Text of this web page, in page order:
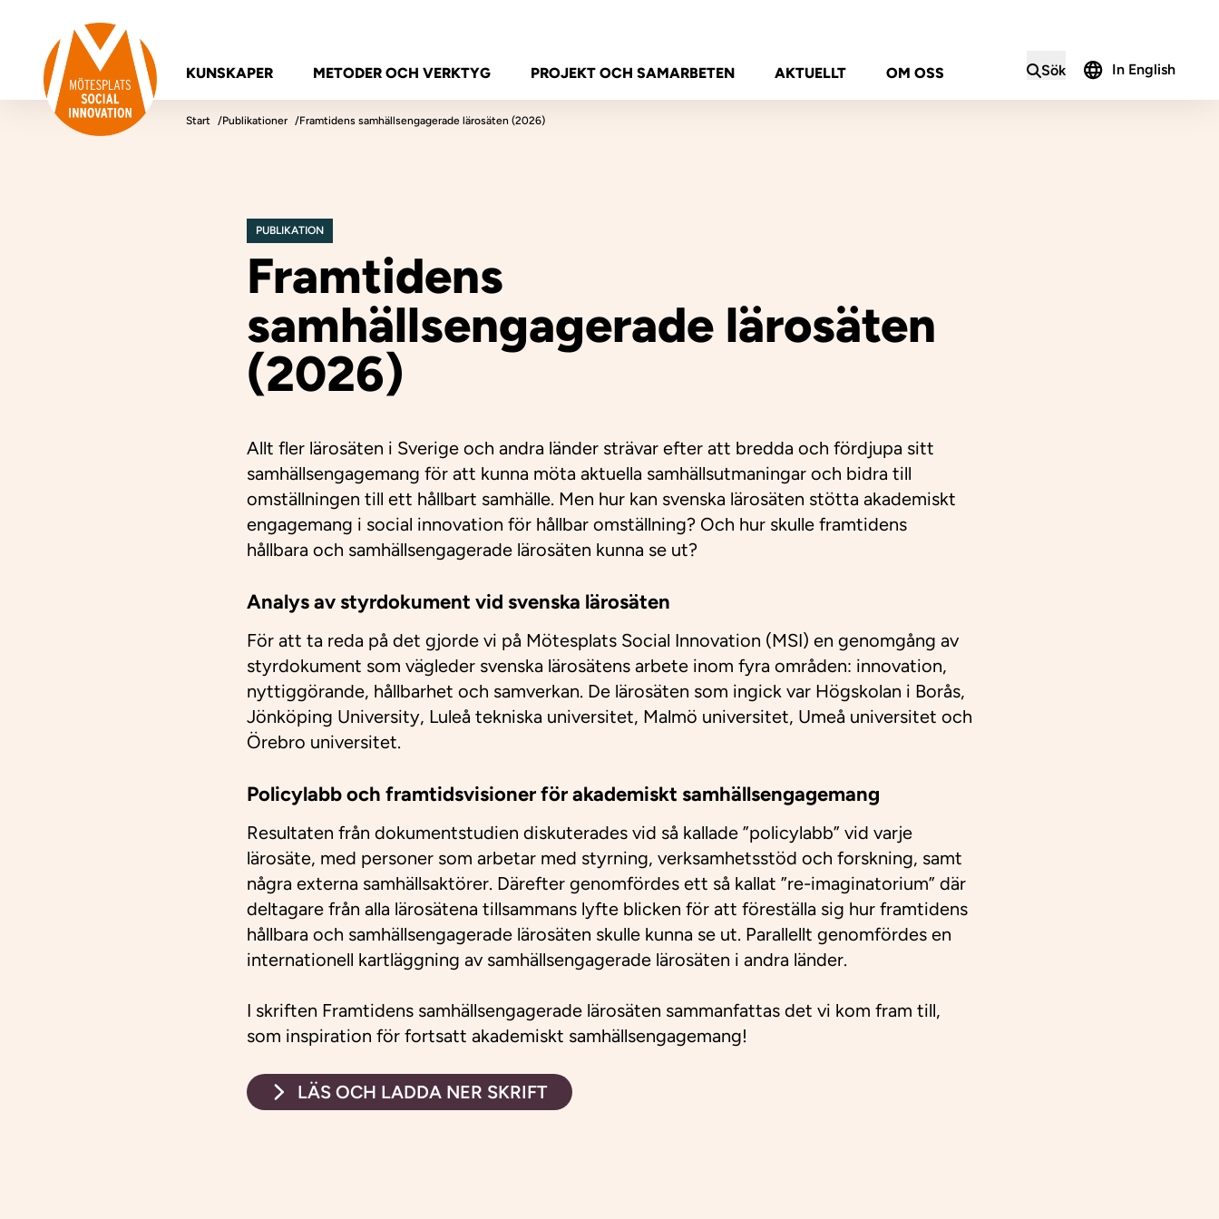
Hoppa till innehåll
Mötesplatsen Social Innovation
KUNSKAPER METODER OCH VERKTYG PROJEKT OCH SAMARBETEN AKTUELLT OM OSS Sök In English
Start Publikationer Framtidens samhällsengagerade lärosäten (2026)
PUBLIKATION
Framtidens
samhällsengagerade lärosäten
(2026)
Allt fler lärosäten i Sverige och andra länder strävar efter att bredda och fördjupa sitt
samhällsengagemang för att kunna möta aktuella samhällsutmaningar och bidra till
omställningen till ett hållbart samhälle. Men hur kan svenska lärosäten stötta akademiskt
engagemang i social innovation för hållbar omställning? Och hur skulle framtidens
hållbara och samhällsengagerade lärosäten kunna se ut?​
Analys av styrdokument vid svenska lärosäten
För att ta reda på det gjorde vi på Mötesplats Social Innovation (MSI) en genomgång av
styrdokument som vägleder svenska lärosätens arbete inom fyra områden: innovation,
nyttiggörande, hållbarhet och samverkan. De lärosäten som ingick var Högskolan i Borås,
Jönköping University, Luleå tekniska universitet, Malmö universitet, Umeå universitet och
Örebro universitet.​
Policylabb och framtidsvisioner för akademiskt samhällsengagemang
Resultaten från dokumentstudien diskuterades vid så kallade ”policylabb” vid varje
lärosäte, med personer som arbetar med styrning, verksamhetsstöd och forskning, samt
några externa samhällsaktörer. Därefter genomfördes ett så kallat ”re-imaginatorium” där
deltagare från alla lärosätena tillsammans lyfte blicken för att föreställa sig hur framtidens
hållbara och samhällsengagerade lärosäten skulle kunna se ut. Parallellt genomfördes en
internationell kartläggning av samhällsengagerade lärosäten i andra länder.​
I skriften Framtidens samhällsengagerade lärosäten sammanfattas det vi kom fram till,
som inspiration för fortsatt akademiskt samhällsengagemang!
LÄS OCH LADDA NER SKRIFT